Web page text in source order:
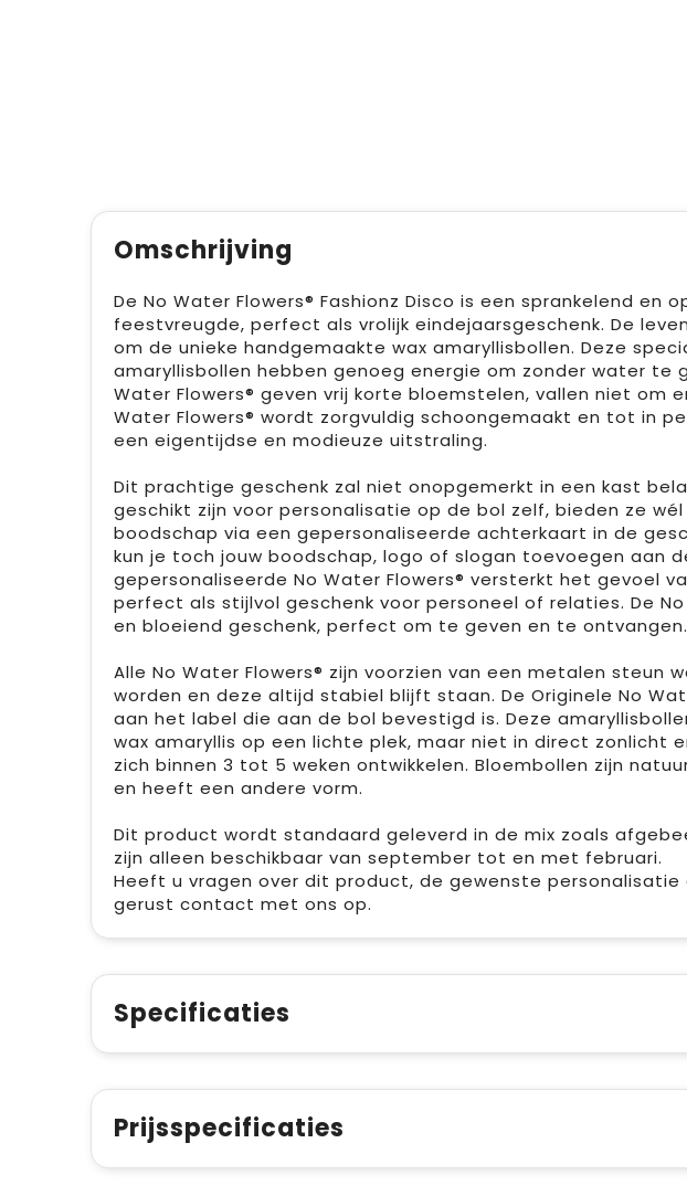
Omschrijving
De No Water Flowers® Fashionz Disco is een sprankelend en
feestvreugde, perfect als vrolijk eindejaarsgeschenk. De
om de unieke handgemaakte wax amaryllisbollen. Deze
amaryllisbollen hebben genoeg energie om zonder water te
Water Flowers® geven vrij korte bloemstelen, vallen niet om
Water Flowers® wordt zorgvuldig schoongemaakt en tot in
een eigentijdse en modieuze uitstraling.
Dit prachtige geschenk zal niet onopgemerkt in een kast
geschikt zijn voor personalisatie op de bol zelf, bieden ze
boodschap via een gepersonaliseerde achterkaart in de
kun je toch jouw boodschap, logo of slogan toevoegen aan
gepersonaliseerde No Water Flowers® versterkt het gevoel
perfect als stijlvol geschenk voor personeel of relaties. De
en bloeiend geschenk, perfect om te geven en te ontvangen.
Alle No Water Flowers® zijn voorzien van een metalen steun
worden en deze altijd stabiel blijft staan. De Originele No
aan het label die aan de bol bevestigd is. Deze
wax amaryllis op een lichte plek, maar niet in direct zonlicht
zich binnen 3 tot 5 weken ontwikkelen. Bloembollen zijn
en heeft een andere vorm.
Dit product wordt standaard geleverd in de mix zoals
zijn alleen beschikbaar van september tot en met februari.
Heeft u vragen over dit product, de gewenste personalisatie
gerust contact met ons op.
Specificaties
Prijsspecificaties